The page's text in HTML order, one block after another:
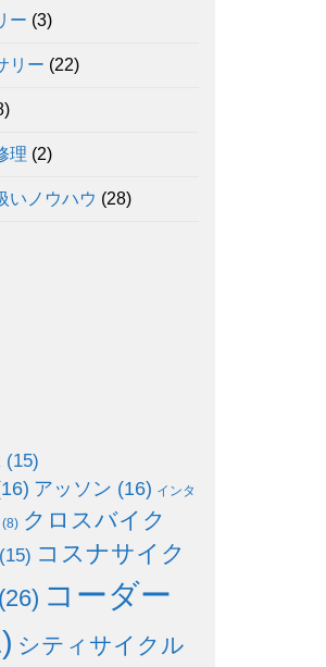
ー (3)
リー (22)
理 (2)
いノウハウ (28)
(15)
アッソン (16) インタ
(8) クロスバイク
(15) コスナサイク
(26) コーダー
シティサイクル